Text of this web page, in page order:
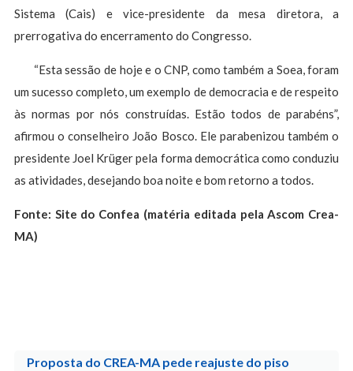
Sistema (Cais) e vice-presidente da mesa diretora, a
prerrogativa do encerramento do Congresso.
“Esta sessão de hoje e o CNP, como também a Soea, foram
um sucesso completo, um exemplo de democracia e de respeito
às normas por nós construídas. Estão todos de parabéns”,
afirmou o conselheiro João Bosco. Ele parabenizou também o
presidente Joel Krüger pela forma democrática como conduziu
as atividades, desejando boa noite e bom retorno a todos.
Fonte: Site do Confea (matéria editada pela Ascom Crea-
MA)
Proposta do CREA-MA pede reajuste do piso